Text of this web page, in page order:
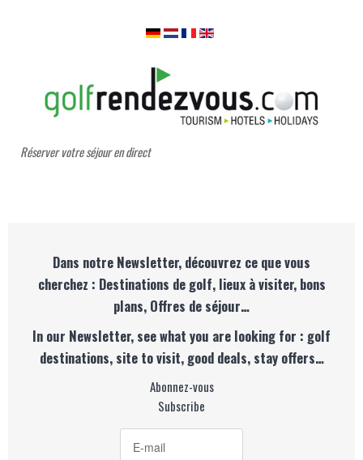
Réserver votre séjour en direct
Dans notre Newsletter, découvrez ce que vous
cherchez : Destinations de golf, lieux à visiter, bons
plans, Offres de séjour…
In our Newsletter, see what you are looking for : golf
destinations, site to visit, good deals, stay offers…
Abonnez-vous
Subscribe